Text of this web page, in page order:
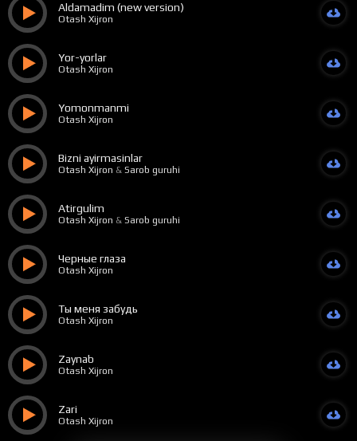
Aldamadim (new version)
Otash Xijron
Yor-yorlar
Otash Xijron
Yomonmanmi
Otash Xijron
Bizni ayirmasinlar
Otash Xijron & Sarob guruhi
Atirgulim
Otash Xijron & Sarob guruhi
Черные глаза
Otash Xijron
Ты меня забудь
Otash Xijron
Zaynab
Otash Xijron
Zari
Otash Xijron